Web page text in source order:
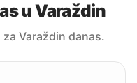
u Varaždin
Varaždin danas.